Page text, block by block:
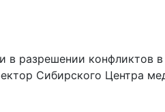
в разрешении конфликтов
Сибирского Центра